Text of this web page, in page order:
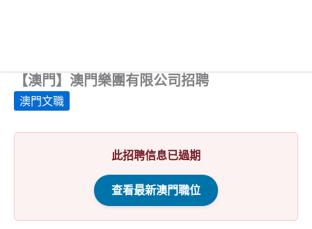
【澳門】澳門樂團有限公司招聘
澳門文職
此招聘信息已過期
查看最新澳門職位